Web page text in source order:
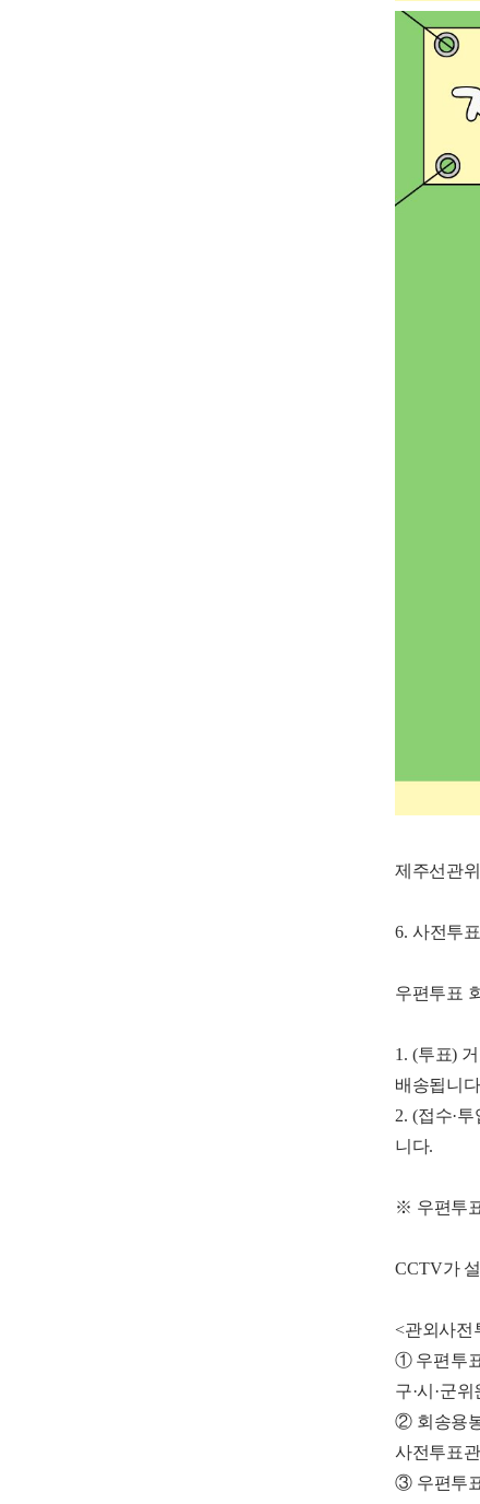
제주선관
6. 사전투표
우편투표
1. (투표)
배송됩니다
2. (접수·투
니다.
※ 우편투
CCTV가
<관외사전
① 우편투
구·시 ·군위
② 회송용
사전투표
③ 우편투